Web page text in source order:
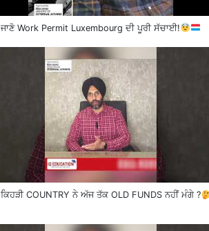
ਜਾਣੋ Work Permit Luxembourg ਦੀ ਪੂਰੀ ਸੱਚਾਈ!
ਕਿਹੜੀ COUNTRY ਨੇ ਅੱਜ ਤੱਕ OLD FUNDS ਨਹੀਂ ਮੰਗੇ ?